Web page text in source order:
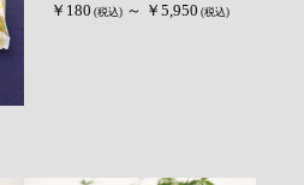
￥180 (税込)～ ￥5,950 (税込)